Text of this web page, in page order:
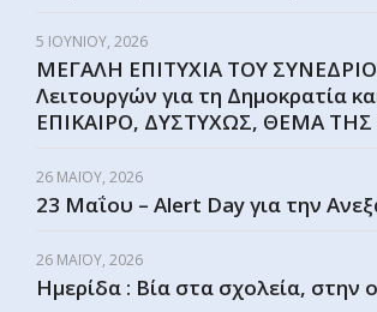
5 ΙΟΥΝΊΟΥ, 2026
ΜΕΓΑΛΗ ΕΠΙΤΥΧΙΑ ΤΟΥ
Λειτουργών για τη Δημοκρατία
ΕΠΙΚΑΙΡΟ, ΔΥΣΤΥΧΩΣ, ΘΕΜΑ ΤΗΣ
26 ΜΑΪ́ΟΥ, 2026
23 Μαΐου – Alert Day για την
26 ΜΑΪ́ΟΥ, 2026
Ημερίδα : Βία στα σχολεία, στην